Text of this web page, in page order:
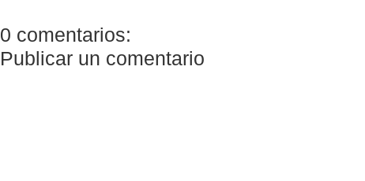
0 comentarios:
Publicar un comentario